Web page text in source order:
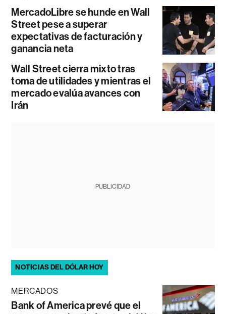
MercadoLibre se hunde en Wall
Street pese a superar
expectativas de facturación y
ganancia neta
Wall Street cierra mixto tras
toma de utilidades y mientras el
mercado evalúa avances con
Irán
PUBLICIDAD
NOTICIAS DEL DÓLAR HOY
MERCADOS
Bank of America prevé que el